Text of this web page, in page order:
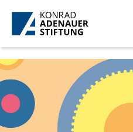
Skip to Main Content